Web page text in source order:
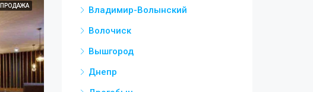
ПРОДАЖА
Владимир-Волынский
Волочиск
Вышгород
Днепр